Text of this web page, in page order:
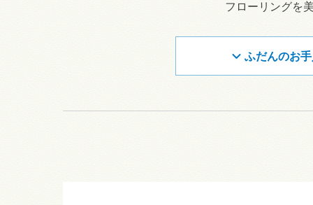
フローリングを
ふだんのお